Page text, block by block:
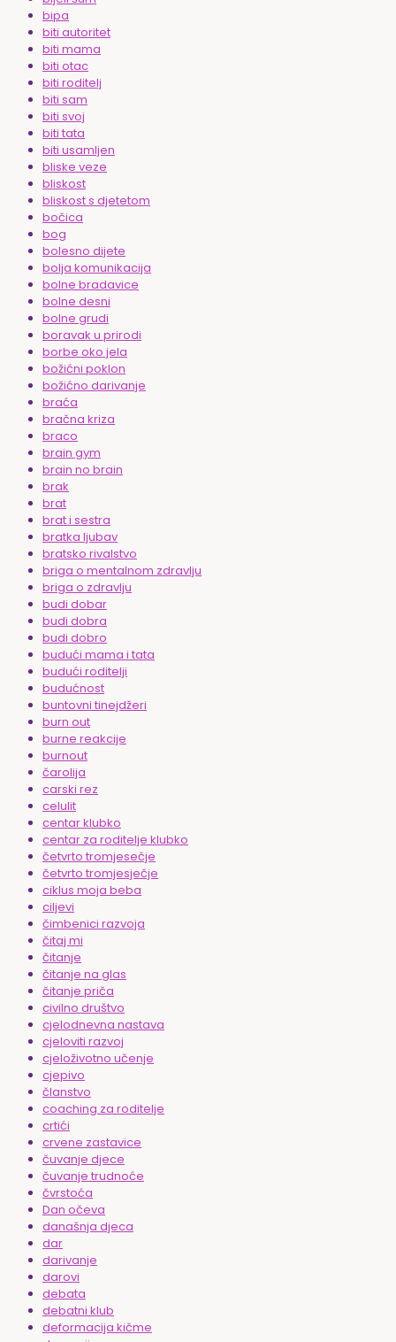
bipa
biti autoritet
biti mama
biti otac
biti roditelj
biti sam
biti svoj
biti tata
biti usamljen
bliske veze
bliskost
bliskost s djetetom
bočica
bog
bolesno dijete
bolja komunikacija
bolne bradavice
bolne desni
bolne grudi
boravak u prirodi
borbe oko jela
božićni poklon
božićno darivanje
braća
bračna kriza
braco
brain gym
brain no brain
brak
brat
brat i sestra
bratka ljubav
bratsko rivalstvo
briga o mentalnom zdravlju
briga o zdravlju
budi dobar
budi dobra
budi dobro
budući mama i tata
budući roditelji
budućnost
buntovni tinejdžeri
burn out
burne reakcije
burnout
čarolija
carski rez
celulit
centar klubko
centar za roditelje klubko
četvrto tromjesečje
četvrto tromjesječje
ciklus moja beba
ciljevi
čimbenici razvoja
čitaj mi
čitanje
čitanje na glas
čitanje priča
civilno društvo
cjelodnevna nastava
cjeloviti razvoj
cjeloživotno učenje
cjepivo
članstvo
coaching za roditelje
crtići
crvene zastavice
čuvanje djece
čuvanje trudnoće
čvrstoća
Dan očeva
današnja djeca
dar
darivanje
darovi
debata
debatni klub
deformacija kičme